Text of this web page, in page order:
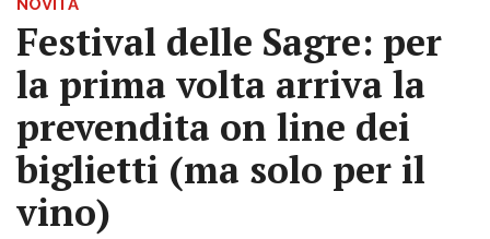
NOVITÀ
Festival delle Sagre: per
la prima volta arriva la
prevendita on line dei
biglietti (ma solo per il
vino)